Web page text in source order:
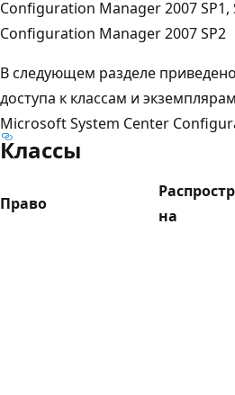
Configuration Manager 2007 SP1,
Configuration Manager 2007 SP2
В следующем разделе
доступа к классам и
Microsoft System Center
Классы
Право
на